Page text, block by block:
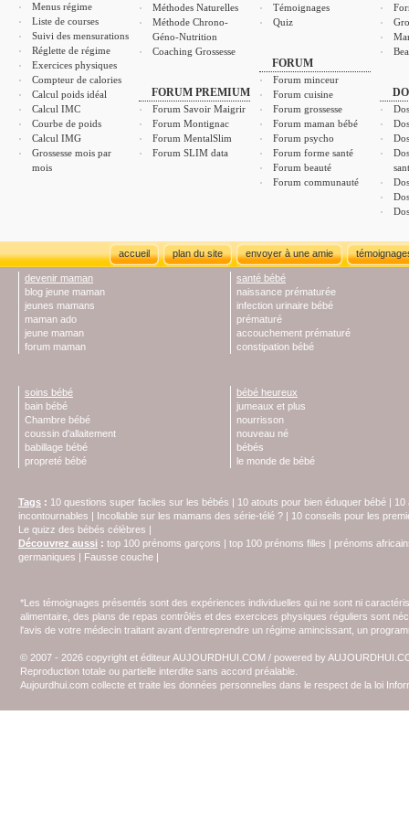
Menus régime
Liste de courses
Suivi des mensurations
Réglette de régime
Exercices physiques
Compteur de calories
Calcul poids idéal
Calcul IMC
Courbe de poids
Calcul IMG
Grossesse mois par
mois
Méthodes Naturelles
Méthode Chrono-
Géno-Nutrition
Coaching Grossesse
FORUM PREMIUM
Forum Savoir Maigrir
Forum Montignac
Forum MentalSlim
Forum SLIM data
Témoignages
Quiz
FORUM
Forum minceur
Forum cuisine
Forum grossesse
Forum maman bébé
Forum psycho
Forum forme santé
Forum beauté
Forum communauté
accueil plan du site envoyer à une amie
devenir maman
blog jeune maman
jeunes mamans
maman ado
jeune maman
forum maman
santé bébé
naissance prématurée
infection urinaire bébé
prématuré
accouchement prématuré
constipation bébé
soins bébé
bain bébé
Chambre bébé
coussin d'allaitement
babillage bébé
propreté bébé
bébé heureux
jumeaux et plus
nourrisson
nouveau né
bébés
le monde de bébé
Tags : 10 questions super faciles sur les bébés | 10 atouts pour bien éduquer bébé | 10
incontournables | Incollable sur les mamans des série-télé ? | 10 conseils pour les
Le quizz des bébés célèbres |
Découvrez aussi : top 100 prénoms garçons | top 100 prénoms filles | prénoms
germaniques | Fausse couche |
*Les témoignages présentés sont des expériences individuelles qui ne sont ni
alimentaire, des plans de repas contrôlés et des exercices physiques réguliers sont
l'avis de votre médecin traitant avant d'entreprendre un régime amincissant, un
© 2007 - 2026 copyright et éditeur AUJOURDHUI.COM / powered by
Reproduction totale ou partielle interdite sans accord préalable.
Aujourdhui.com collecte et traite les données personnelles dans le respect de la loi